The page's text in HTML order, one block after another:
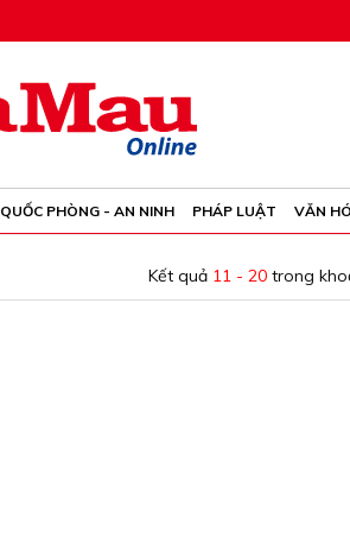
QUỐC PHÒNG - AN NINH PHÁP LUẬT VĂN
Kết quả 11 - 20 trong